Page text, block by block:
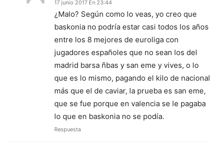
17 junio 2017 En 23:44
¿Malo? Según como lo veas, yo creo que
baskonia no podría estar casi todos los años
entre los 8 mejores de euroliga con
jugadores españoles que no sean los del
madrid barsa ñbas y san eme y vives, o lo
que es lo mismo, pagando el kilo de nacional
más que el de caviar, la prueba es san eme,
que se fue porque en valencia se le pagaba
lo que en baskonia no se podía.
Respuesta